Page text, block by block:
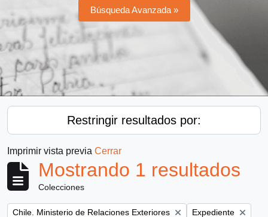
Búsqueda Avanzada »
Restringir resultados por:
Imprimir vista previa Cerrar
Mostrando 1 resultados
Colecciones
Remove filter:
Chile. Ministerio de Relaciones Exteriores Remove filter:
Expediente